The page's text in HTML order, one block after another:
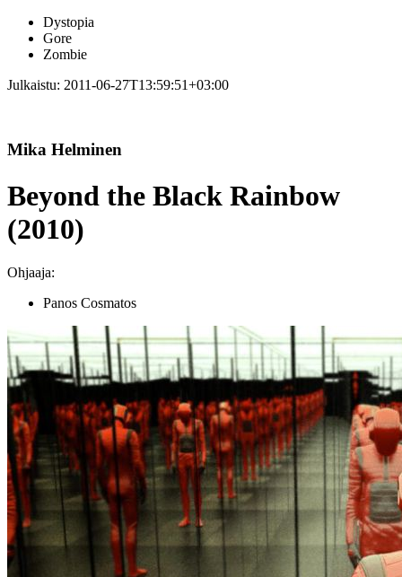
Dystopia
Gore
Zombie
Julkaistu: 2011-06-27T13:59:51+03:00
Mika Helminen
Beyond the Black Rainbow
(2010)
Ohjaaja:
Panos Cosmatos